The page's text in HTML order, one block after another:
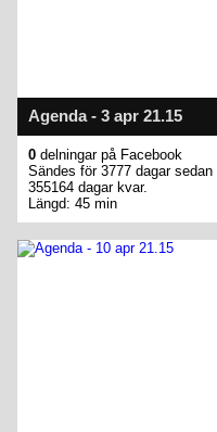
Agenda - 3 apr 21.15
0 delningar på Facebook
Sändes för 3777 dagar sedan
355164 dagar kvar.
Längd: 45 min